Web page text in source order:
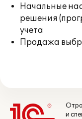
Начальные
решения
учета
Продажа
и